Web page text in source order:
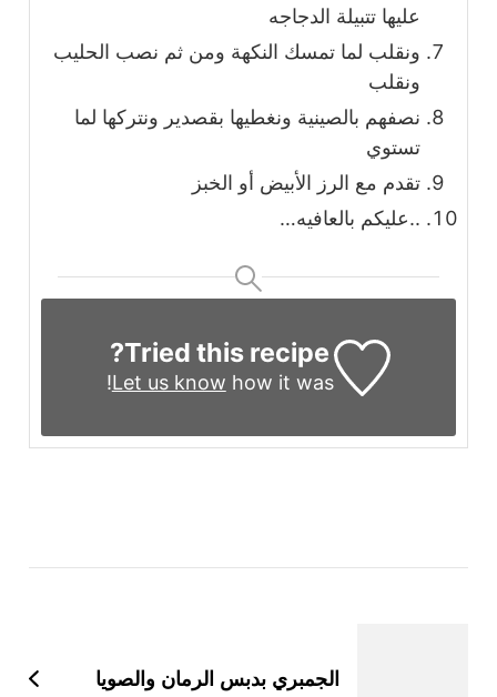
عليها تتبيلة الدجاجه
ونقلب لما تمسك النكهة ومن ثم نصب الحليب
ونقلب
نصفهم بالصينية ونغطيها بقصدير ونتركها لما
تستوي
تقدم مع الرز الأبيض أو الخبز
..عليكم بالعافيه…
Tried this recipe?
Let us know how it was!
الجمبري بدبس الرمان والصويا